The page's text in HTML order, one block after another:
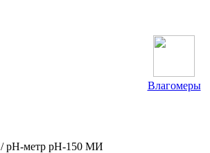
Влагомеры
/ pH-метр pH-150 МИ